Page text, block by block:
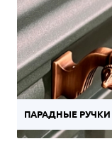
ПАРАДНЫЕ РУЧКИ